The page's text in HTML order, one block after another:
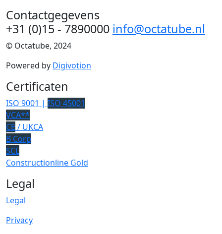
Contactgegevens
+31 (0)15 - 7890000 info@octatube.nl
© Octatube, 2024
Powered by Digivotion
Certificaten
ISO 9001 | ISO 45001
VCA**
CE / UKCA
B Corp
SCL
Constructionline Gold
Legal
Legal
Privacy